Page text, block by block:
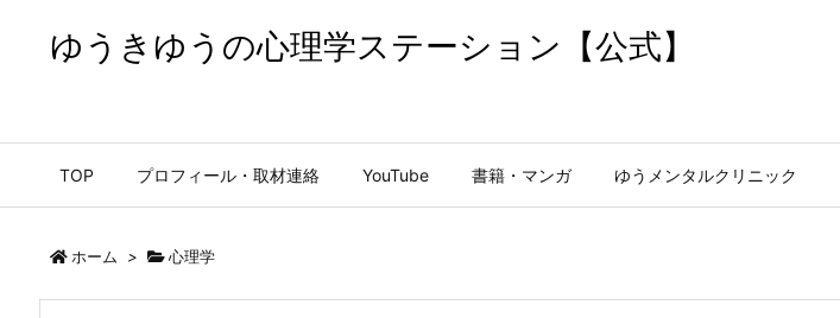
ゆうきゆうの心理学ステーション【公式】
TOP プロフィール・取材連絡 YouTube 書籍・マンガ ゆうメンタルクリニック
ホーム > 心理学